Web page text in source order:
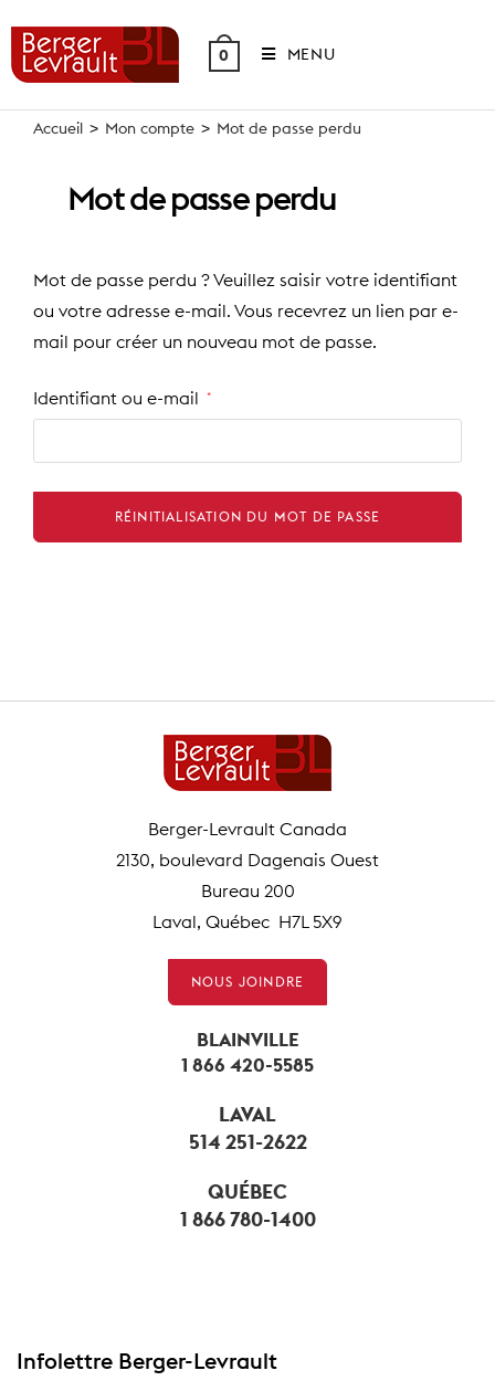
content
0 MENU
Accueil > Mon compte > Mot de passe perdu
Mot de passe perdu
Mot de passe perdu ? Veuillez saisir votre identifiant
ou votre adresse e-mail. Vous recevrez un lien par e-
mail pour créer un nouveau mot de passe.
Identifiant ou e-mail *Obligatoire
RÉINITIALISATION DU MOT DE PASSE
Berger-Levrault Canada
2130, boulevard Dagenais Ouest
Bureau 200
Laval, Québec H7L 5X9
NOUS JOINDRE
BLAINVILLE
1 866 420-5585
LAVAL
514 251-2622
QUÉBEC
1 866 780-1400
Infolettre Berger-Levrault